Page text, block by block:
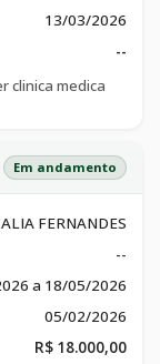
13/03/2026
--
clinica medica
Em andamento
FERNANDES
--
a 18/05/2026
05/02/2026
R$ 18.000,00